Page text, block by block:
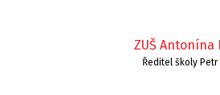
ZUŠ
Ředitel školy